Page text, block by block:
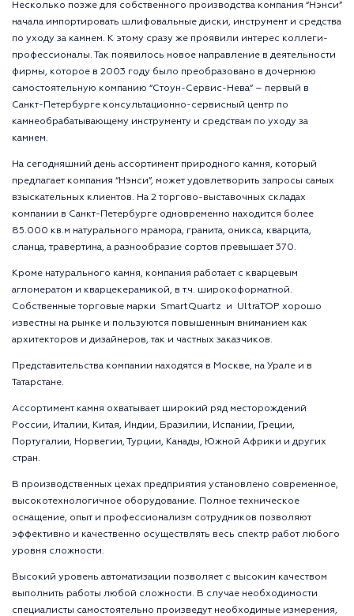
Несколько позже для собственного производства компания “Нэнси”
начала импортировать шлифовальные диски, инструмент и средства
по уходу за камнем. К этому сразу же проявили интерес коллеги-
профессионалы. Так появилось новое направление в деятельности
фирмы, которое в 2003 году было преобразовано в дочернюю
самостоятельную компанию “Стоун-Сервис-Нева” – первый в
Санкт-Петербурге консультационно-сервисный центр по
камнеобрабатывающему инструменту и средствам по уходу за
камнем.
На сегодняшний день ассортимент природного камня, который
предлагает компания “Нэнси”, может удовлетворить запросы самых
взыскательных клиентов. На 2 торгово-выставочных складах
компании в Санкт-Петербурге одновременно находится более
85.000 кв.м натурального мрамора, гранита, оникса, кварцита,
сланца, травертина, а разнообразие сортов превышает 370.
Кроме натурального камня, компания работает с кварцевым
агломератом и кварцекерамикой, в т.ч. широкоформатной.
Собственные торговые марки SmartQuartz и UltraTOP хорошо
известны на рынке и пользуются повышенным вниманием как
архитекторов и дизайнеров, так и частных заказчиков.
Представительства компании находятся в Москве, на Урале и в
Татарстане.
Ассортимент камня охватывает широкий ряд месторождений
России, Италии, Китая, Индии, Бразилии, Испании, Греции,
Португалии, Норвегии, Турции, Канады, Южной Африки и других
стран.
В производственных цехах предприятия установлено современное,
высокотехнологичное оборудование. Полное техническое
оснащение, опыт и профессионализм сотрудников позволяют
эффективно и качественно осуществлять весь спектр работ любого
уровня сложности.
Высокий уровень автоматизации позволяет с высоким качеством
выполнить работы любой сложности. В случае необходимости
специалисты самостоятельно произведут необходимые измерения,